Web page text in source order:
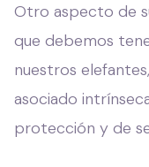
Otro aspecto de
que debemos
nuestros
asociado
protección y de